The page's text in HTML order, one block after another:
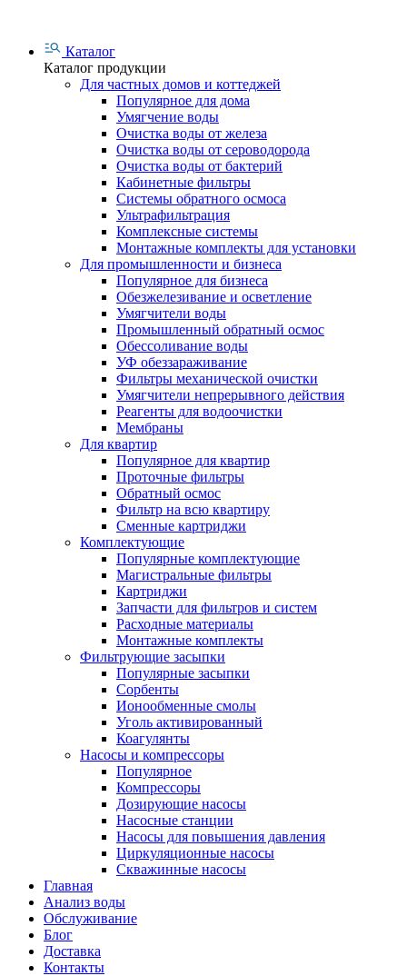
Каталог
Каталог продукции
Для частных домов и коттеджей
Популярное для дома
Умягчение воды
Очистка воды от железа
Очистка воды от сероводорода
Очистка воды от бактерий
Кабинетные фильтры
Системы обратного осмоса
Ультрафильтрация
Комплексные системы
Монтажные комплекты для установки
Для промышленности и бизнеса
Популярное для бизнеса
Обезжелезивание и осветление
Умягчители воды
Промышленный обратный осмос
Обессоливание воды
УФ обеззараживание
Фильтры механической очистки
Умягчители непрерывного действия
Реагенты для водоочистки
Мембраны
Для квартир
Популярное для квартир
Проточные фильтры
Обратный осмос
Фильтр на всю квартиру
Сменные картриджи
Комплектующие
Популярные комплектующие
Магистральные фильтры
Картриджи
Запчасти для фильтров и систем
Расходные материалы
Монтажные комплекты
Фильтрующие засыпки
Популярные засыпки
Сорбенты
Ионообменные смолы
Уголь активированный
Коагулянты
Насосы и компрессоры
Популярное
Компрессоры
Дозирующие насосы
Насосные станции
Насосы для повышения давления
Циркуляционные насосы
Скважинные насосы
Главная
Анализ воды
Обслуживание
Блог
Доставка
Контакты